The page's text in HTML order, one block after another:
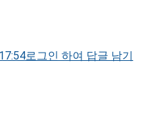
로그인 하여 답글 남기